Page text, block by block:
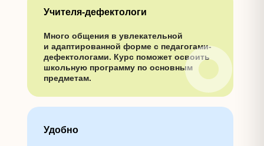
Удобно
Много общения в увлекательной
и адаптированной форме с педагогами-
дефектологами. Курс поможет освоить
школьную программу по основным
предметам.
Учителя-дефектологи